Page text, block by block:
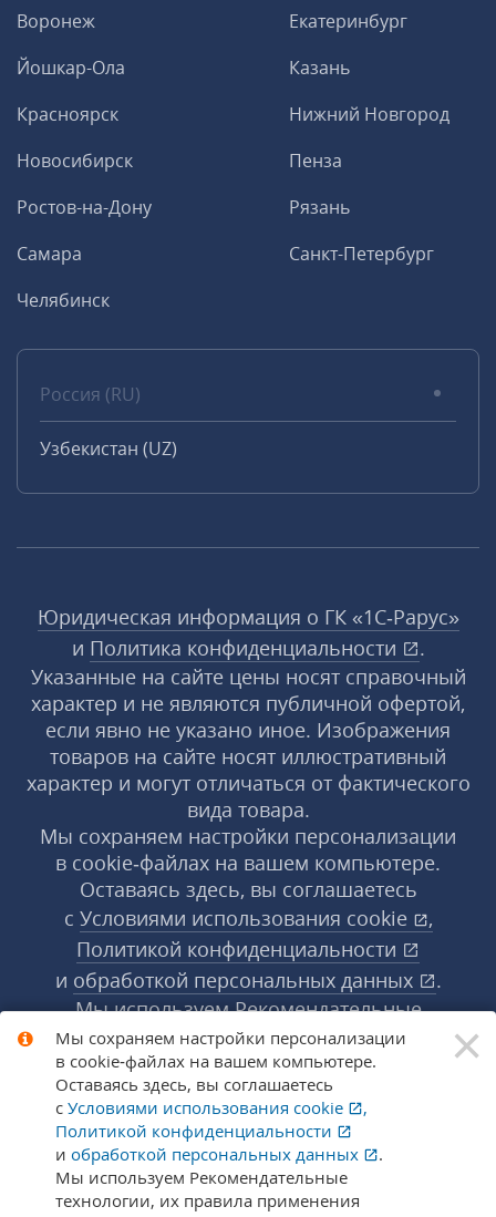
Воронеж
Екатеринбург
Йошкар-Ола
Казань
Красноярск
Нижний Новгород
Новосибирск
Пенза
Ростов-на-Дону
Рязань
Самара
Санкт-Петербург
Челябинск
Россия (RU)
Узбекистан (UZ)
Юридическая информация о ГК «1С‑Рарус»
и Политика конфиденциальности
.
Указанные на сайте цены носят справочный
характер и не являются публичной офертой,
если явно не указано иное. Изображения
товаров на сайте носят иллюстративный
характер и могут отличаться от фактического
вида товара.
Мы сохраняем настройки персонализации
в cookie‑файлах на вашем компьютере.
Оставаясь здесь, вы соглашаетесь
с Условиями использования cookie
,
Политикой конфиденциальности
и обработкой персональных данных
.
Мы используем Рекомендательные
технологии, их правила применения доступны
по ссылке
. Подробнее
© 1998-2026 «1С‑Рарус» ®. Все права
защищены.
×
Мы сохраняем настройки персонализации
в cookie‑файлах на вашем компьютере.
Оставаясь здесь, вы соглашаетесь
с Условиями использования cookie
,
Политикой конфиденциальности
и обработкой персональных данных
.
Мы используем Рекомендательные
технологии, их правила применения